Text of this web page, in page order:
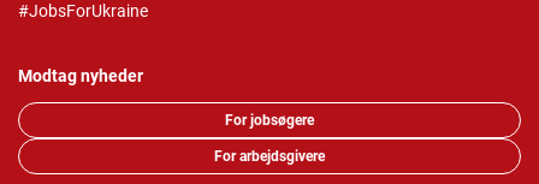
#JobsForUkraine
Modtag nyheder
For jobsøgere
For arbejdsgivere